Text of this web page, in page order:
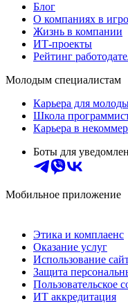
Блог
О компаниях в
Жизнь в компании
ИТ-проекты
Рейтинг
Молодым специалистам
Карьера для
Школа
Карьера в
Боты для
Мобильное приложение
Этика и комплаенс
Оказание услуг
Использование
Защита
Пользовательское
ИТ аккредитация